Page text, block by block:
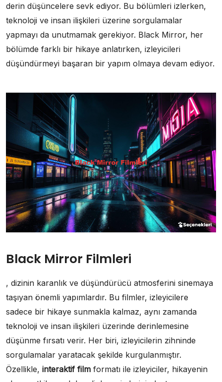
derin düşüncelere sevk ediyor. Bu bölümleri izlerken,
teknoloji ve insan ilişkileri üzerine sorgulamalar
yapmayı da unutmamak gerekiyor. Black Mirror, her
bölümde farklı bir hikaye anlatırken, izleyicileri
düşündürmeyi başaran bir yapım olmaya devam ediyor.
Black Mirror Filmleri
, dizinin karanlık ve düşündürücü atmosferini sinemaya
taşıyan önemli yapımlardır. Bu filmler, izleyicilere
sadece bir hikaye sunmakla kalmaz, aynı zamanda
teknoloji ve insan ilişkileri üzerinde derinlemesine
düşünme fırsatı verir. Her biri, izleyicilerin zihninde
sorgulamalar yaratacak şekilde kurgulanmıştır.
Özellikle, interaktif film formatı ile izleyiciler, hikayenin